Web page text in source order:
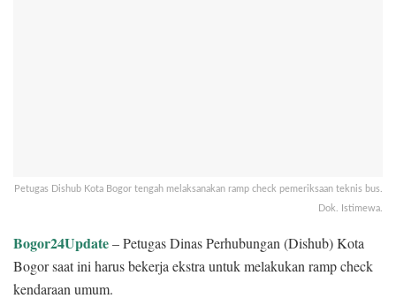
Petugas Dishub Kota Bogor tengah melaksanakan ramp check pemeriksaan teknis bus.
Dok. Istimewa.
Bogor24Update– Petugas Dinas Perhubungan (Dishub) Kota
Bogor saat ini harus bekerja ekstra untuk melakukan ramp check
kendaraan umum.